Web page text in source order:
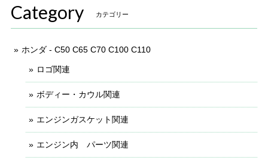
Category カテゴリー
ホンダ - C50 C65 C70 C100 C110
ロゴ関連
ボディー・カウル関連
エンジンガスケット関連
エンジン内 パーツ関連